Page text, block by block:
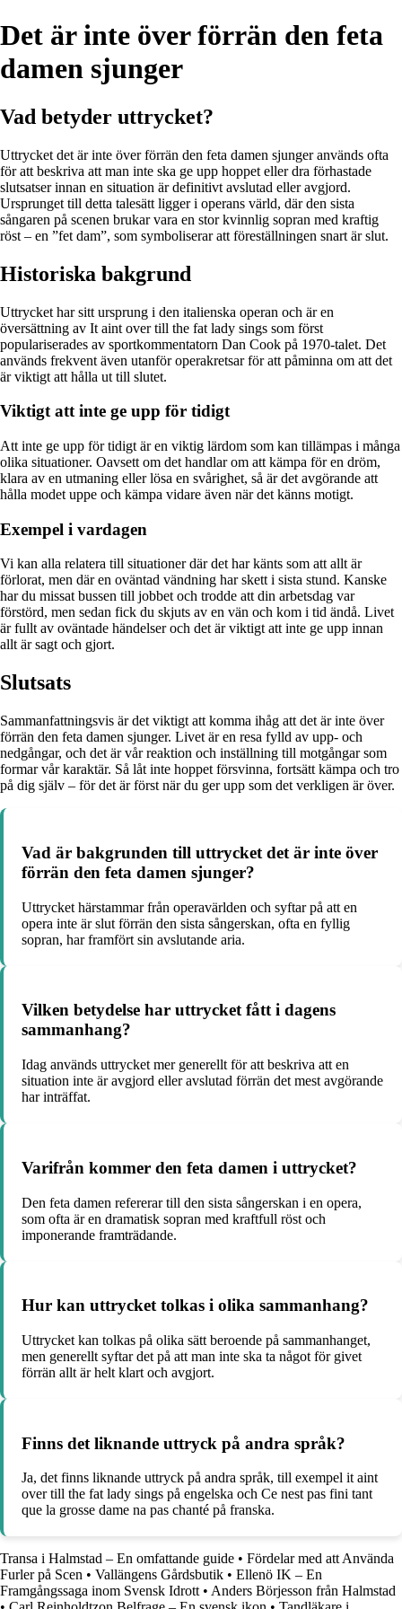
Det är inte över förrän den feta
damen sjunger
Vad betyder uttrycket?
Uttrycket det är inte över förrän den feta damen sjunger används ofta
för att beskriva att man inte ska ge upp hoppet eller dra förhastade
slutsatser innan en situation är definitivt avslutad eller avgjord.
Ursprunget till detta talesätt ligger i operans värld, där den sista
sångaren på scenen brukar vara en stor kvinnlig sopran med kraftig
röst – en ”fet dam”, som symboliserar att föreställningen snart är slut.
Historiska bakgrund
Uttrycket har sitt ursprung i den italienska operan och är en
översättning av It aint over till the fat lady sings som först
populariserades av sportkommentatorn Dan Cook på 1970-talet. Det
används frekvent även utanför operakretsar för att påminna om att det
är viktigt att hålla ut till slutet.
Viktigt att inte ge upp för tidigt
Att inte ge upp för tidigt är en viktig lärdom som kan tillämpas i många
olika situationer. Oavsett om det handlar om att kämpa för en dröm,
klara av en utmaning eller lösa en svårighet, så är det avgörande att
hålla modet uppe och kämpa vidare även när det känns motigt.
Exempel i vardagen
Vi kan alla relatera till situationer där det har känts som att allt är
förlorat, men där en oväntad vändning har skett i sista stund. Kanske
har du missat bussen till jobbet och trodde att din arbetsdag var
förstörd, men sedan fick du skjuts av en vän och kom i tid ändå. Livet
är fullt av oväntade händelser och det är viktigt att inte ge upp innan
allt är sagt och gjort.
Slutsats
Sammanfattningsvis är det viktigt att komma ihåg att det är inte över
förrän den feta damen sjunger. Livet är en resa fylld av upp- och
nedgångar, och det är vår reaktion och inställning till motgångar som
formar vår karaktär. Så låt inte hoppet försvinna, fortsätt kämpa och tro
på dig själv – för det är först när du ger upp som det verkligen är över.
Vad är bakgrunden till uttrycket det är inte över
förrän den feta damen sjunger?
Uttrycket härstammar från operavärlden och syftar på att en
opera inte är slut förrän den sista sångerskan, ofta en fyllig
sopran, har framfört sin avslutande aria.
Vilken betydelse har uttrycket fått i dagens
sammanhang?
Idag används uttrycket mer generellt för att beskriva att en
situation inte är avgjord eller avslutad förrän det mest avgörande
har inträffat.
Varifrån kommer den feta damen i uttrycket?
Den feta damen refererar till den sista sångerskan i en opera,
som ofta är en dramatisk sopran med kraftfull röst och
imponerande framträdande.
Hur kan uttrycket tolkas i olika sammanhang?
Uttrycket kan tolkas på olika sätt beroende på sammanhanget,
men generellt syftar det på att man inte ska ta något för givet
förrän allt är helt klart och avgjort.
Finns det liknande uttryck på andra språk?
Ja, det finns liknande uttryck på andra språk, till exempel it aint
over till the fat lady sings på engelska och Ce nest pas fini tant
que la grosse dame na pas chanté på franska.
Transa i Halmstad – En omfattande guide • Fördelar med att Använda
Furler på Scen • Vallängens Gårdsbutik • Ellenö IK – En
Framgångssaga inom Svensk Idrott• Anders Börjesson från Halmstad